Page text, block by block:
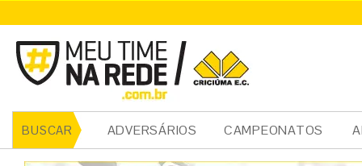
BUSCAR ADVERSÁRIOS CAMPEONATOS